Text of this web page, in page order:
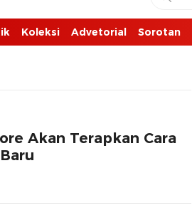
Koleksi Advetorial Sorotan
Akan Terapkan Cara